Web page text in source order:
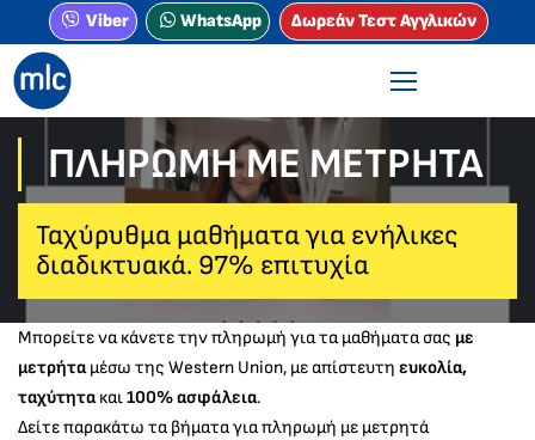
Viber WhatsApp Δωρεάν Τεστ Αγγλικών
ΠΛΗΡΩΜΉ ΜΕ ΜΕΤΡΗΤΆ
Ταχύρυθμα μαθήματα για ενήλικες
διαδικτυακά. 97% επιτυχία
Μπορείτε να κάνετε την πληρωμή για τα μαθήματα σας με
μετρήταμέσω της Western Union, με απίστευτη ευκολία,
ταχύτητακαι100% ασφάλεια.
Δείτε παρακάτω τα βήματα για πληρωμή με μετρητά